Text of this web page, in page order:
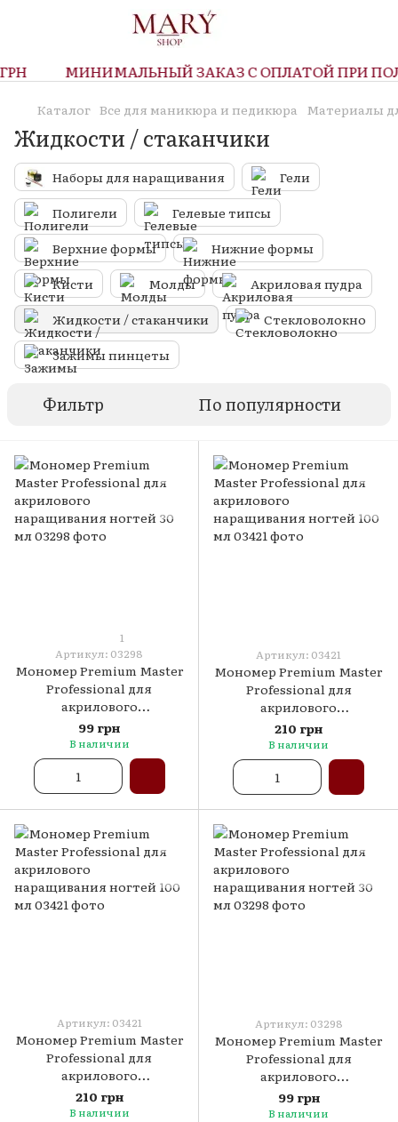
МИНИМАЛЬНЫЙ ЗАКАЗ С ОПЛАТОЙ ПРИ
Каталог Все для маникюра и педикюра Материалы
Жидкости / стаканчики
Наборы для наращивания
Гели
Полигели
Гелевые типсы
Верхние формы
Нижние формы
Кисти
Молды
Акриловая пудра
Жидкости / стаканчики
Стекловолокно
Зажимы пинцеты
Фильтр По популярности
1
Артикул: 03298
Мономер Premium Master
Professional для
акрилового
наращивания ногтей 30
мл
99 грн
В наличии
Артикул: 03421
Мономер Premium Master
Professional для
акрилового
наращивания ногтей 100
мл
210 грн
В наличии
Артикул: 03421
Мономер Premium Master
Professional для
акрилового
наращивания ногтей 100
мл
210 грн
В наличии
Артикул: 03298
Мономер Premium Master
Professional для
акрилового
наращивания ногтей 30
мл
99 грн
В наличии